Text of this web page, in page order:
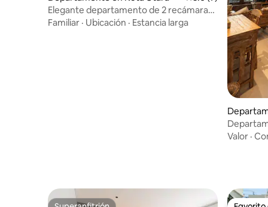
Elegante departamento de 2 recámaras
en Berawa
Familiar · Ubicación · Estancia larga
Valor ·